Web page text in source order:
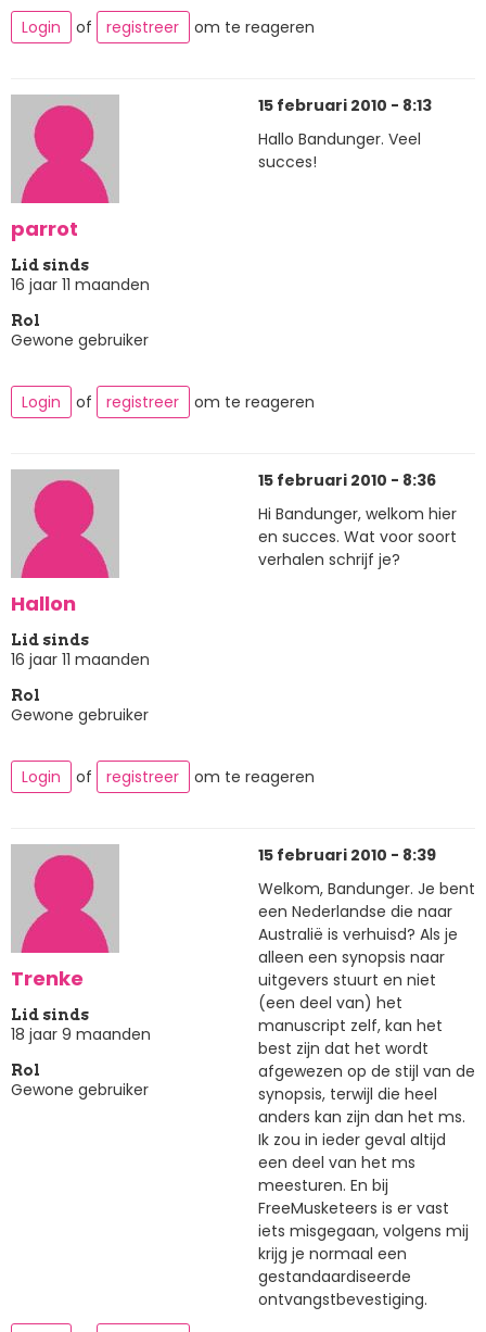
Login
of registreer om te reageren
parrot
Lid sinds
16 jaar 11 maanden
Rol
Gewone gebruiker
15 februari 2010 - 8:13
Hallo Bandunger. Veel
succes!
Login of registreer om te reageren
Hallon
Lid sinds
16 jaar 11 maanden
Rol
Gewone gebruiker
15 februari 2010 - 8:36
Hi Bandunger, welkom hier
en succes. Wat voor soort
verhalen schrijf je?
Login of registreer om te reageren
Trenke
Lid sinds
18 jaar 9 maanden
Rol
Gewone gebruiker
15 februari 2010 - 8:39
Welkom, Bandunger. Je bent
een Nederlandse die naar
Australië is verhuisd? Als je
alleen een synopsis naar
uitgevers stuurt en niet
(een deel van) het
manuscript zelf, kan het
best zijn dat het wordt
afgewezen op de stijl van de
synopsis, terwijl die heel
anders kan zijn dan het ms.
Ik zou in ieder geval altijd
een deel van het ms
meesturen. En bij
FreeMusketeers is er vast
iets misgegaan, volgens mij
krijg je normaal een
gestandaardiseerde
ontvangstbevestiging.